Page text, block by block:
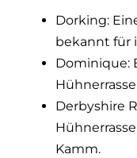
Dorking:
bekannt für
Dominique:
Derbyshire
Kamm.